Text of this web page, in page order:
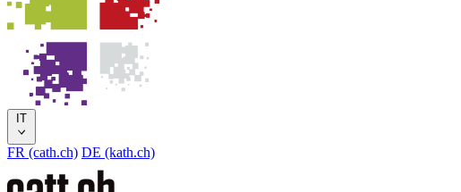
IT
FR (cath.ch) DE (kath.ch)